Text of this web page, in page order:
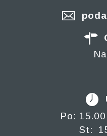
Po:
St: